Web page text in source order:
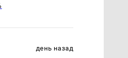
день назад